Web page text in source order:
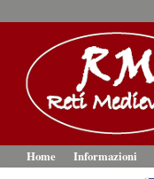
Home Informazioni